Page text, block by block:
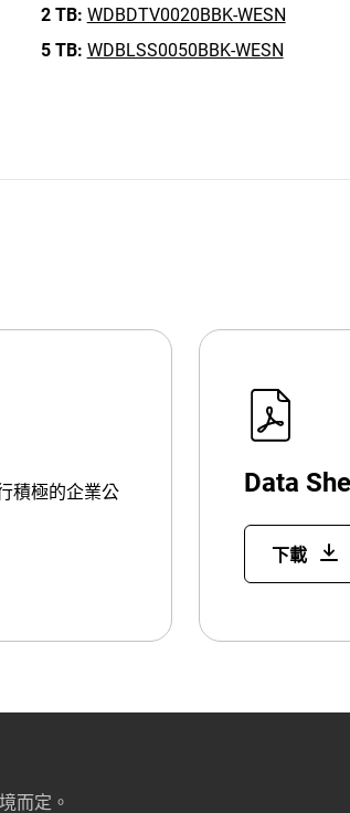
2 TB: WDBDTV0020BBK-WESN
5 TB: WDBLSS0050BBK-WESN
積極的企業公
Data
下載
而定。